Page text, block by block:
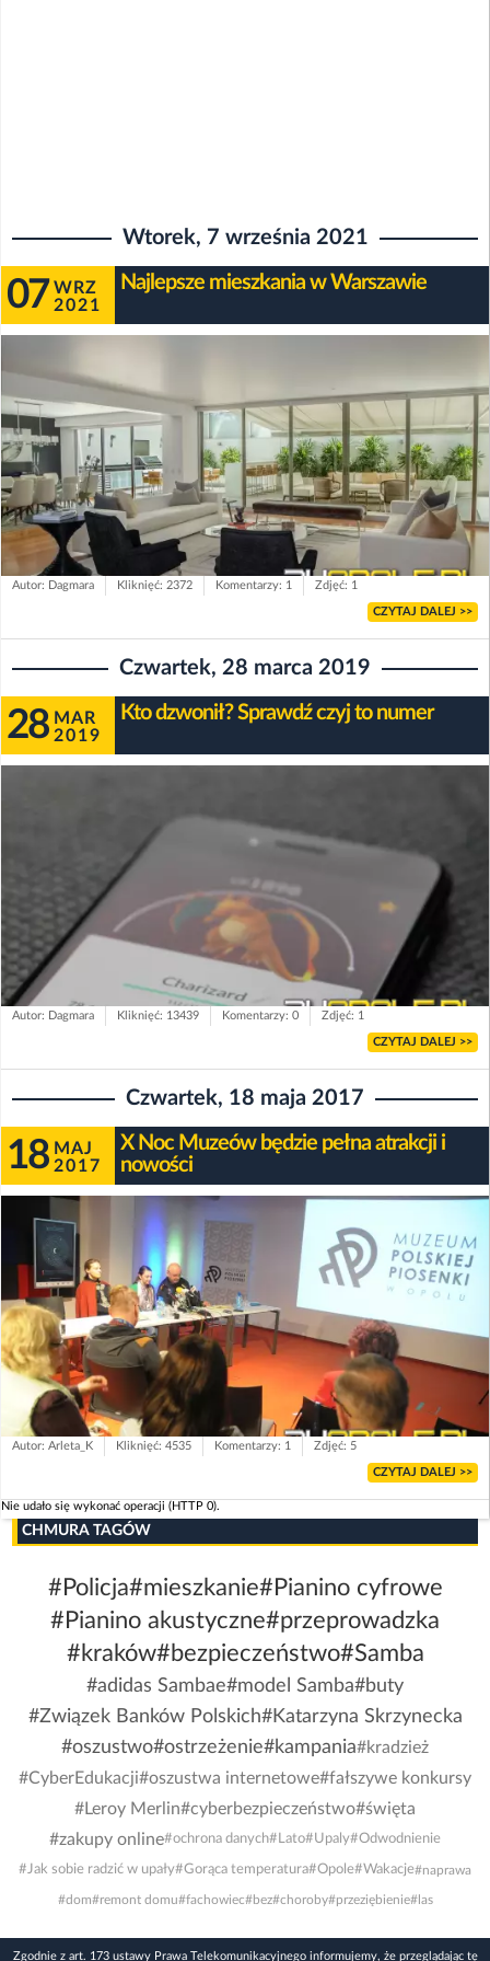
Wtorek, 7 września 2021
07 WRZ
2021
Najlepsze mieszkania w Warszawie
Autor: Dagmara Kliknięć: 2372 Komentarzy: 1 Zdjęć: 1
CZYTAJ DALEJ >>
Czwartek, 28 marca 2019
28 MAR
2019
Kto dzwonił? Sprawdź czyj to numer
Autor: Dagmara Kliknięć: 13439 Komentarzy: 0 Zdjęć: 1
CZYTAJ DALEJ >>
Czwartek, 18 maja 2017
18 MAJ
2017
X Noc Muzeów będzie pełna atrakcji i
nowości
Autor: Arleta_K Kliknięć: 4535 Komentarzy: 1 Zdjęć: 5
CZYTAJ DALEJ >>
Nie udało się wykonać operacji (HTTP 0).
CHMURA TAGÓW
#Policja#mieszkanie#Pianino cyfrowe
#Pianino akustyczne#przeprowadzka
#kraków#bezpieczeństwo#Samba
#adidas Sambae#model Samba#buty
#Związek Banków Polskich#Katarzyna Skrzynecka
#oszustwo#ostrzeżenie#kampania#kradzież
#CyberEdukacji#oszustwa internetowe#fałszywe konkursy
#Leroy Merlin#cyberbezpieczeństwo#święta
#zakupy online#ochrona danych#Lato#Upaly#Odwodnienie
#Jak sobie radzić w upały#Gorąca temperatura#Opole#Wakacje#naprawa
#dom#remont domu#fachowiec#bez#choroby#przeziębienie#las
Zgodnie z art. 173 ustawy Prawa Telekomunikacyjnego informujemy, że przeglądając tę